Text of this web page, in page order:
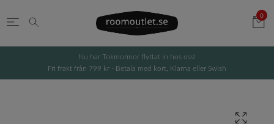
0
Nu har Tokmormor flyttat in hos oss!
Fri frakt från 799 kr - Betala med kort, Klarna eller Swish